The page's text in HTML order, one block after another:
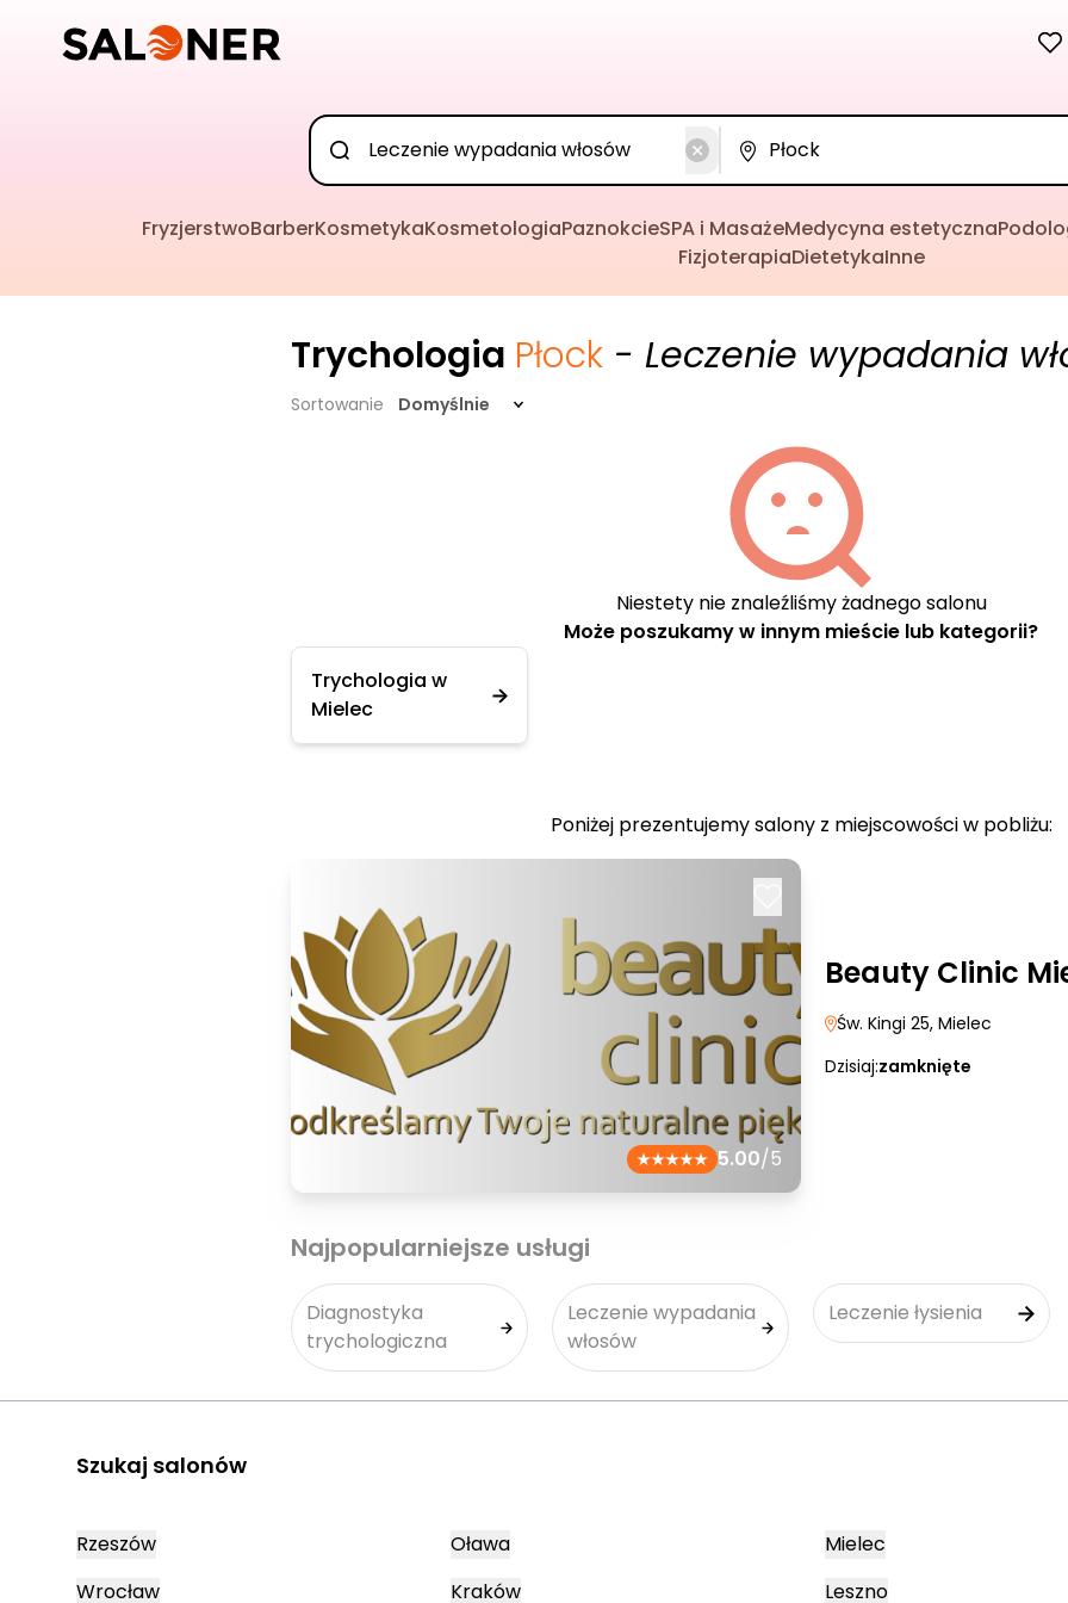
FryzjerstwoBarberKosmetykaKosmetologiaPaznokcieSPA i MasażeMedycyna estetyczna
FizjoterapiaDietetykaInne
Trychologia Płock - Leczenie wypadania
Sortowanie Domyślnie
Niestety nie znaleźliśmy żadnego salonu
Może poszukamy w innym mieście lub kategorii?
Trychologia w
Mielec
Poniżej prezentujemy salony z miejscowości w pobliżu:
5.00/5
Beauty Clinic
Św. Kingi 25, Mielec
Dzisiaj:zamknięte
Najpopularniejsze usługi
Diagnostyka
trychologiczna
Leczenie wypadania
włosów
Leczenie łysienia
Szukaj salonów
Rzeszów
Wrocław
Oława
Kraków
Mielec
Leszno